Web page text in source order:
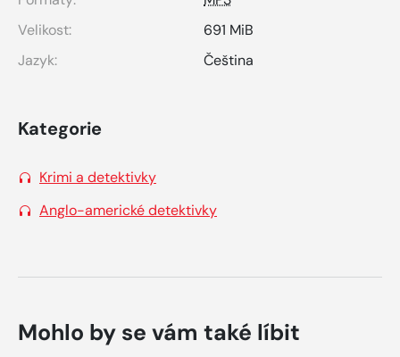
Velikost:
691 MiB
Jazyk:
Čeština
Kategorie
Krimi a detektivky
Anglo-americké detektivky
Mohlo by se vám také líbit